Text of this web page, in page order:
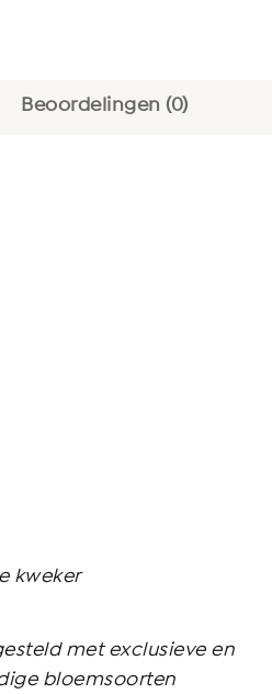
Beoordelingen (0)
kweker
met exclusieve en
bloemsoorten